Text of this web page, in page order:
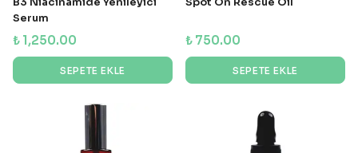
Serum
₺ 1,250.00
SEPETE EKLE
₺ 750.00
SEPETE EKLE